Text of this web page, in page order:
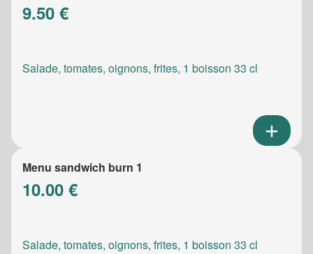
9.50 €
Salade, tomates, oignons, frites, 1 boisson 33 cl
Menu sandwich burn 1
10.00 €
Salade, tomates, oignons, frites, 1 boisson 33 cl